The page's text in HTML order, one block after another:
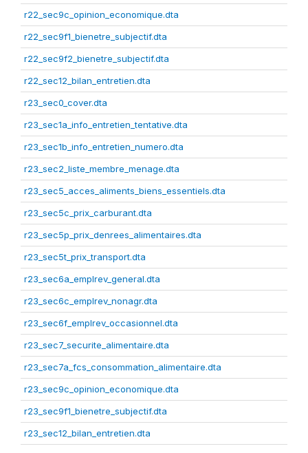
r22_sec9c_opinion_economique.dta
r22_sec9f1_bienetre_subjectif.dta
r22_sec9f2_bienetre_subjectif.dta
r22_sec12_bilan_entretien.dta
r23_sec0_cover.dta
r23_sec1a_info_entretien_tentative.dta
r23_sec1b_info_entretien_numero.dta
r23_sec2_liste_membre_menage.dta
r23_sec5_acces_aliments_biens_essentiels.dta
r23_sec5c_prix_carburant.dta
r23_sec5p_prix_denrees_alimentaires.dta
r23_sec5t_prix_transport.dta
r23_sec6a_emplrev_general.dta
r23_sec6c_emplrev_nonagr.dta
r23_sec6f_emplrev_occasionnel.dta
r23_sec7_securite_alimentaire.dta
r23_sec7a_fcs_consommation_alimentaire.dta
r23_sec9c_opinion_economique.dta
r23_sec9f1_bienetre_subjectif.dta
r23_sec12_bilan_entretien.dta